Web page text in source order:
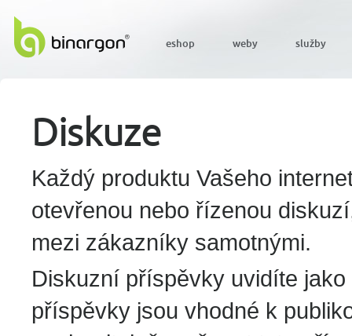
Diskuze
Každý produktu Vašeho
otevřenou nebo řízenou
mezi zákazníky samotnými.
Diskuzní příspěvky uvidíte
příspěvky jsou vhodné k
eshop weby služby